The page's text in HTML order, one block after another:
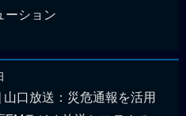
ーション
山口放送：災危通報を活用